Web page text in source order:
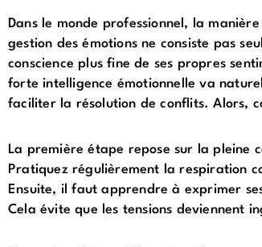
Dans le monde professionnel, la
gestion des émotions ne consiste pas
conscience plus fine de ses propres
forte intelligence émotionnelle va
faciliter la résolution de conflits. Alors,
La première étape repose sur la pleine
Pratiquez régulièrement la respiration
Ensuite, il faut apprendre à exprimer
Cela évite que les tensions deviennent